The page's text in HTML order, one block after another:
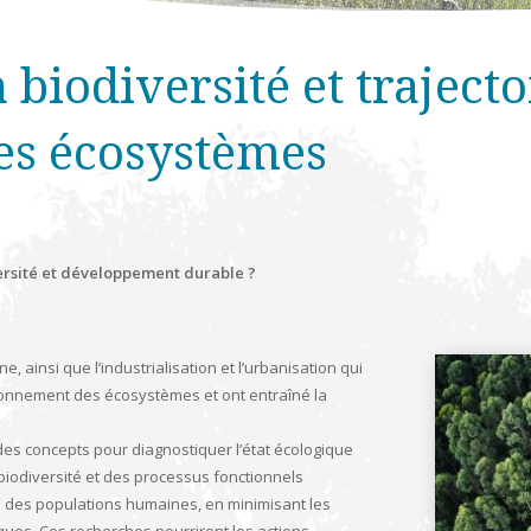
biodiversité et
écosystèmes
et développement durable ?
ainsi que l’industrialisation et l’urbanisation qui
des écosystèmes et ont entraîné la
concepts pour diagnostiquer l’état écologique
et des processus fonctionnels
populations humaines, en minimisant les